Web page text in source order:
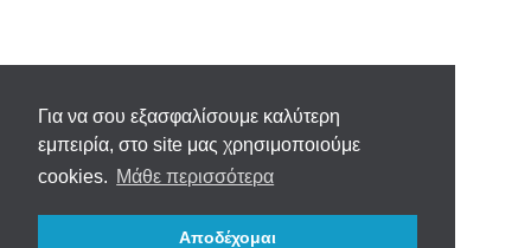
Για να σου εξασφαλίσουμε καλύτερη
εμπειρία, στο site μας χρησιμοποιούμε
cookies. Μάθε περισσότερα
Αποδέχομαι